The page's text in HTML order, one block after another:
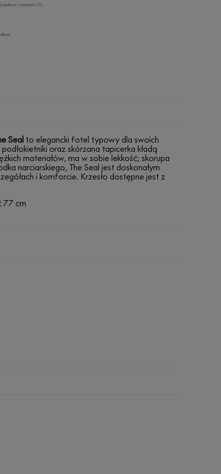
z normami UE).
Seal to elegancki fotel typowy dla swoich
oraz skórzana tapicerka kładą
materiałów, ma w sobie lekkość; skorupa
narciarskiego, The Seal jest doskonałym
i komforcie. Krzesło dostępne jest z
77 cm